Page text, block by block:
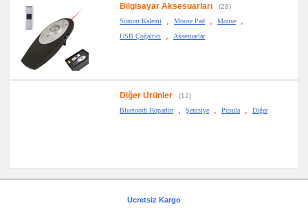
Bilgisayar Aksesuarları
(28)
Sunum Kalemi
, Mouse Pad , Mouse ,
USB Çoğaltıcı , Aksesuarlar
Diğer Ürünler
(12)
Bluetooth Hoparlör
, Şemsiye , Pusula , Diğer
Ücretsiz Kargo